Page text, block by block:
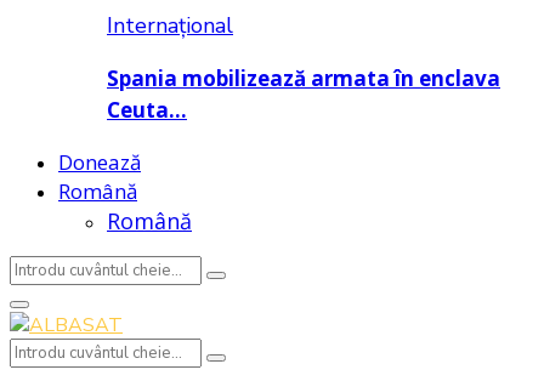
Internațional
Spania mobilizează armata în enclava
Ceuta…
Donează
Română
Română
Search
for:
Search
Primary
Menu
Search
Search